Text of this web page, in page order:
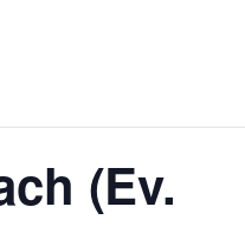
(Ev.